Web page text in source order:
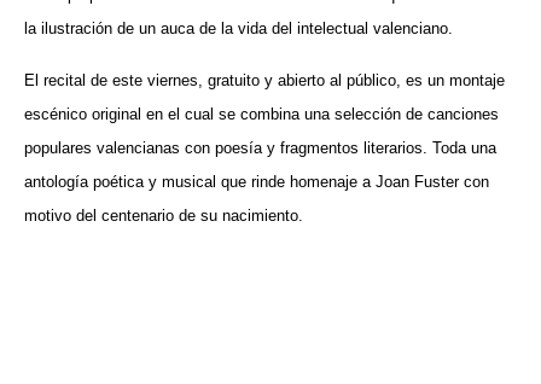
la ilustración de un auca de la vida del intelectual valenciano.
El recital de este viernes, gratuito y abierto al público, es un montaje
escénico original en el cual se combina una selección de canciones
populares valencianas con poesía y fragmentos literarios. Toda una
antología poética y musical que rinde homenaje a Joan Fuster con
motivo del centenario de su nacimiento.